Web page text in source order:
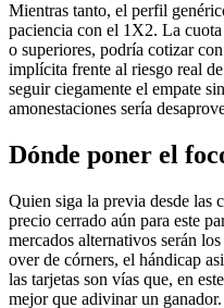
Mientras tanto, el perfil
paciencia con el 1X2. La
o superiores, podría cotizar
implícita frente al riesgo real
seguir ciegamente el empate
amonestaciones sería
Dónde poner el
Quien siga la previa desde las
precio cerrado aún para este
mercados alternativos serán
over de córners, el hándicap
las tarjetas son vías que, en
mejor que adivinar un ganador.